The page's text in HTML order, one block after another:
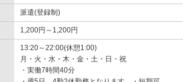
派遣(登録制)
1,200円～1,200円
13:20～22:00(休憩1:00)
月・火・水・木・金・土・日・祝
・実働7時間40分